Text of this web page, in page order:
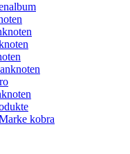
kobra